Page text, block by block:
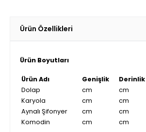
Ürün Özellikleri
Ürün Boyutları
Ürün Adı Genişlik Derinlik
Dolap
cm cm
Karyola
cm cm
Aynalı Şifonyer
cm cm
Komodin
cm cm